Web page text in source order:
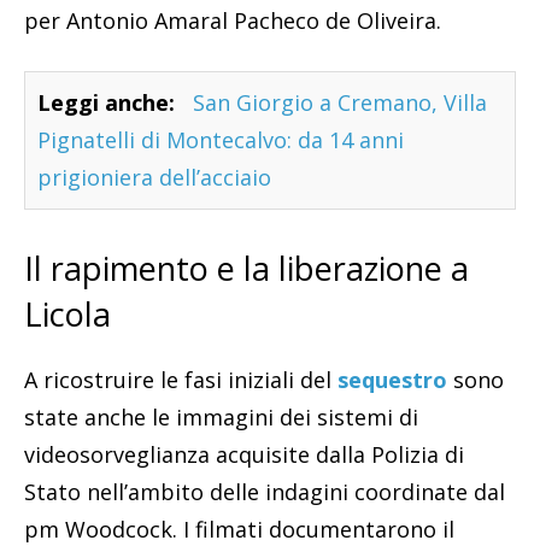
per Antonio Amaral Pacheco de Oliveira.
Leggi anche:
San Giorgio a Cremano, Villa
Pignatelli di Montecalvo: da 14 anni
prigioniera dell’acciaio
Il rapimento e la liberazione a
Licola
A ricostruire le fasi iniziali del sequestro sono
state anche le immagini dei sistemi di
videosorveglianza acquisite dalla Polizia di
Stato nell’ambito delle indagini coordinate dal
pm Woodcock. I filmati documentarono il